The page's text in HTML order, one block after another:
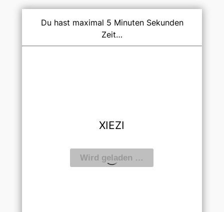
Du hast maximal 5 Minuten Sekunden
Zeit…
XIEZI